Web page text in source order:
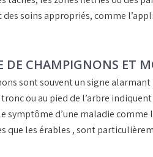
des soins appropriés, comme
DE CHAMPIGNONS ET
sont souvent un signe
ou au pied de l’arbre
symptôme d’une maladie comme
que les érables , sont